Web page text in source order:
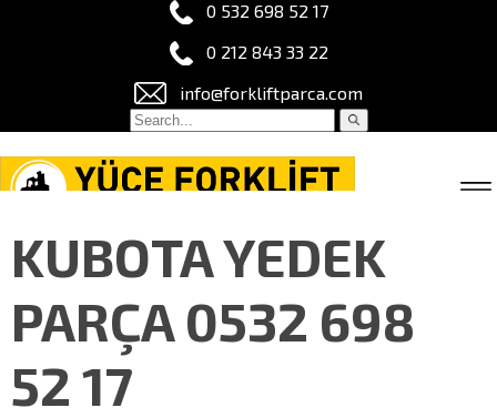
0 532 698 52 17
0 212 843 33 22
info@forkliftparca.com
KUBOTA YEDEK
PARÇA 0532 698
52 17